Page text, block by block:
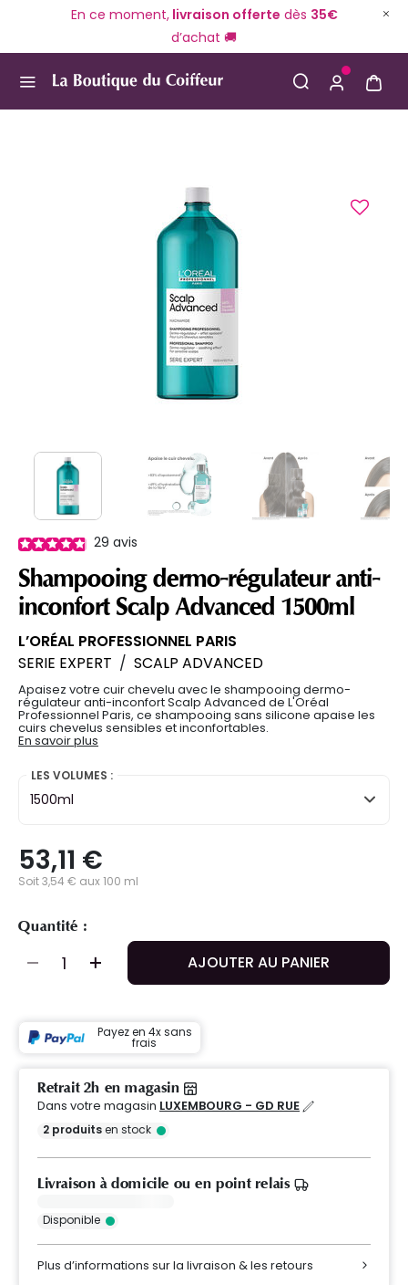
En ce moment,livraison offerte dès 35€
d’achat 🚚
29 avis
Shampooing dermo-régulateur anti-
inconfort Scalp Advanced 1500ml
L’ORÉAL PROFESSIONNEL PARIS
SERIE EXPERT / SCALP ADVANCED
Apaisez votre cuir chevelu avec le shampooing dermo-
régulateur anti-inconfort Scalp Advanced de L'Oréal
Professionnel Paris, ce shampooing sans silicone apaise les
cuirs chevelus sensibles et inconfortables.
En savoir plus
LES VOLUMES :
1500ml
53,11 €
Soit 3,54 € aux 100 ml
Quantité :
AJOUTER AU PANIER
Payez en 4x sans
frais
Retrait 2h en magasin
Dans votre magasin LUXEMBOURG - GD RUE
2 produitsen stock
Livraison à domicile ou en point relais
Disponible
Plus d’informations sur la livraison & les retours